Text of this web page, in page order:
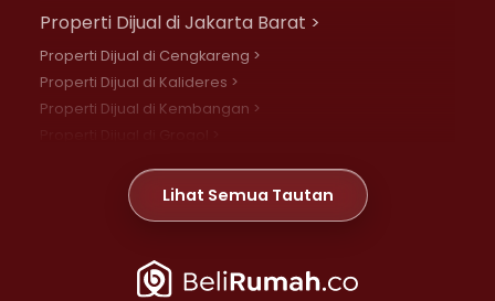
Properti Dijual di Jakarta Barat >
Properti Dijual di Cengkareng >
Properti Dijual di Kalideres >
Properti Dijual di Kembangan >
Properti Dijual di Meruya >
Properti Dijual di Jelambar >
Properti Dijual di Jakarta Pusat >
Lihat Semua Tautan